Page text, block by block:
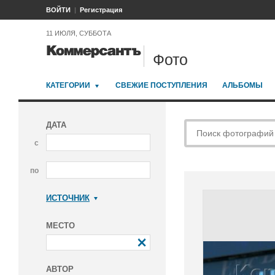
ВОЙТИ Регистрация
11 ИЮЛЯ, СУББОТА
Фото
КАТЕГОРИИ СВЕЖИЕ ПОСТУПЛЕНИЯ АЛЬБОМЫ
ДАТА
с
по
ИСТОЧНИК
МЕСТО
АВТОР